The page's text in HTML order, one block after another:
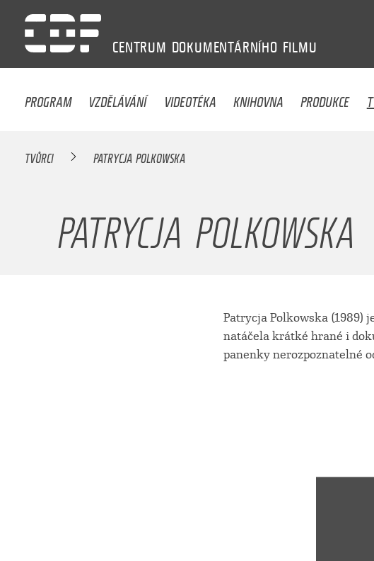
CENTRUM DOKUMENTÁRNÍHO FILMU
PROGRAM VZDĚLÁVÁNÍ VIDEOTÉKA KNIHOVNA PRODUKCE
TVŮRCI PATRYCJA POLKOWSKA
PATRYCJA POLKOWSKA
Patrycja Polkowska (1989)
natáčela krátké hrané i
panenky nerozpoznatelné